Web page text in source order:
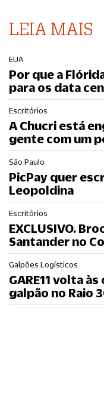
LEIA MAIS
EUA
Por que a
para os data
Escritórios
A Chucri está
gente com um
São Paulo
PicPay quer
Leopoldina
Escritórios
EXCLUSIVO.
Santander no
Galpões Logísticos
GARE11 volta
galpão no Raio